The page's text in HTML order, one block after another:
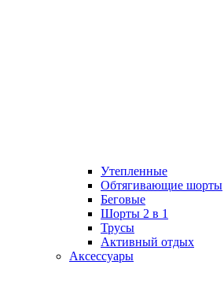
Утепленные
Обтягивающие шорты
Беговые
Шорты 2 в 1
Трусы
Активный отдых
Аксессуары